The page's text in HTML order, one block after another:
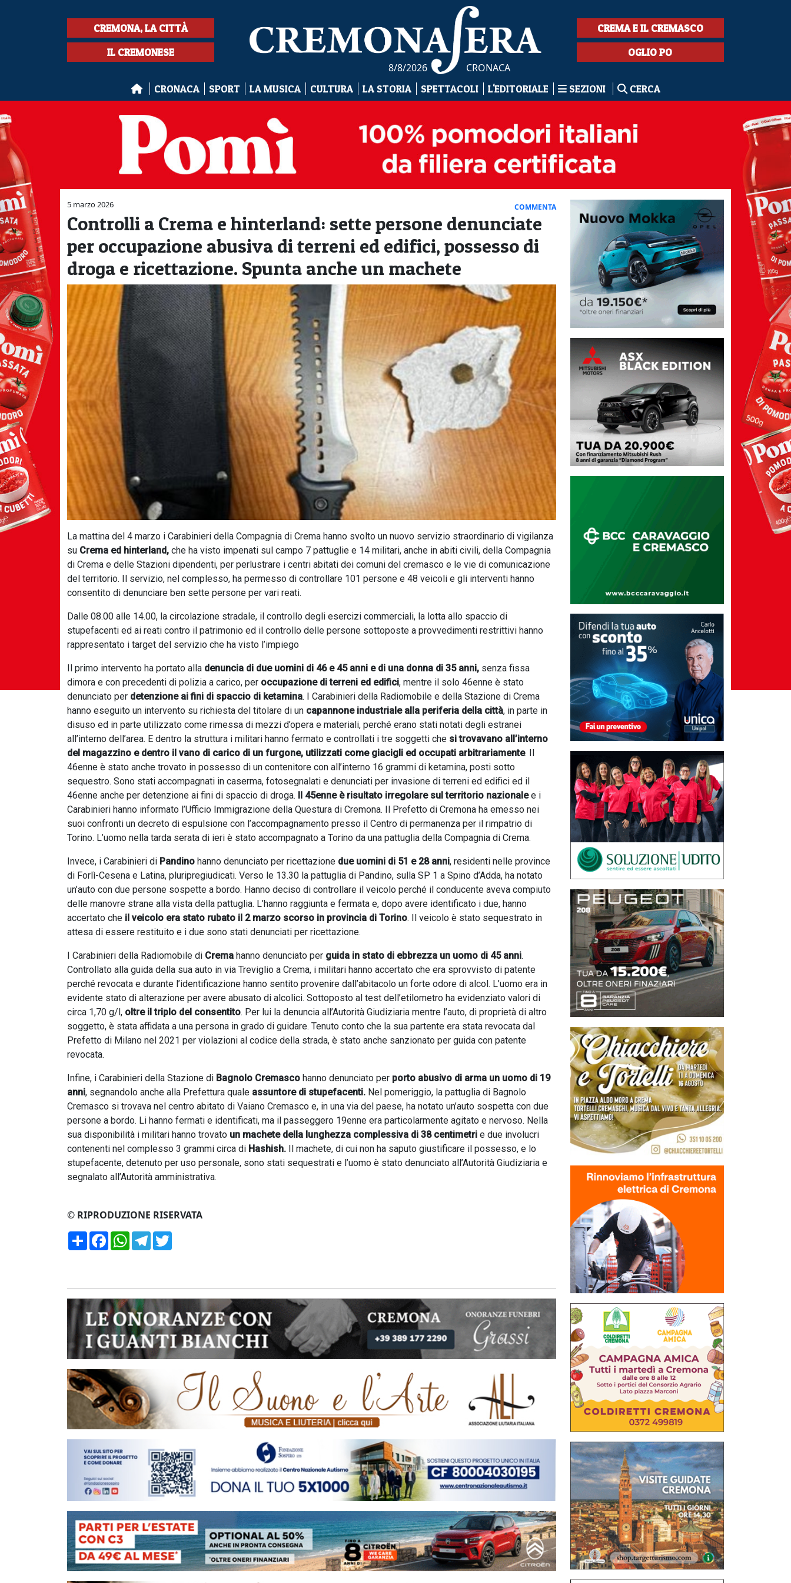
CREMONA, LA CITTÀ
IL CREMONESE
8/8/2026 CRONACA
CREMA E IL CREMASCO
OGLIO PO
CRONACA SPORT LA MUSICA CULTURA LA STORIA SPETTACOLI L'EDITORIALE SEZIONI CERCA
5 marzo 2026 COMMENTA
Controlli a Crema e hinterland: sette persone denunciate
per occupazione abusiva di terreni ed edifici, possesso di
droga e ricettazione. Spunta anche un machete
La mattina del 4 marzo i Carabinieri della Compagnia di Crema hanno svolto un nuovo servizio straordinario di vigilanza
su Crema ed hinterland, che ha visto impenati sul campo 7 pattuglie e 14 militari, anche in abiti civili, della Compagnia
di Crema e delle Stazioni dipendenti, per perlustrare i centri abitati dei comuni del cremasco e le vie di comunicazione
del territorio. Il servizio, nel complesso, ha permesso di controllare 101 persone e 48 veicoli e gli interventi hanno
consentito di denunciare ben sette persone per vari reati.
Dalle 08.00 alle 14.00, la circolazione stradale, il controllo degli esercizi commerciali, la lotta allo spaccio di
stupefacenti ed ai reati contro il patrimonio ed il controllo delle persone sottoposte a provvedimenti restrittivi hanno
rappresentato i target del servizio che ha visto l’impiego
Il primo intervento ha portato alla denuncia di due uomini di 46 e 45 anni e di una donna di 35 anni, senza fissa
dimora e con precedenti di polizia a carico, per occupazione di terreni ed edifici, mentre il solo 46enne è stato
denunciato per detenzione ai fini di spaccio di ketamina. I Carabinieri della Radiomobile e della Stazione di Crema
hanno eseguito un intervento su richiesta del titolare di un capannone industriale alla periferia della città, in parte in
disuso ed in parte utilizzato come rimessa di mezzi d’opera e materiali, perché erano stati notati degli estranei
all’interno dell’area. E dentro la struttura i militari hanno fermato e controllati i tre soggetti che si trovavano all’interno
del magazzino e dentro il vano di carico di un furgone, utilizzati come giacigli ed occupati arbitrariamente. Il
46enne è stato anche trovato in possesso di un contenitore con all’interno 16 grammi di ketamina, posti sotto
sequestro. Sono stati accompagnati in caserma, fotosegnalati e denunciati per invasione di terreni ed edifici ed il
46enne anche per detenzione ai fini di spaccio di droga. Il 45enne è risultato irregolare sul territorio nazionalee i
Carabinieri hanno informato l’Ufficio Immigrazione della Questura di Cremona. Il Prefetto di Cremona ha emesso nei
suoi confronti un decreto di espulsione con l’accompagnamento presso il Centro di permanenza per il rimpatrio di
Torino. L’uomo nella tarda serata di ieri è stato accompagnato a Torino da una pattuglia della Compagnia di Crema.
Invece, i Carabinieri di Pandino hanno denunciato per ricettazione due uomini di 51 e 28 anni, residenti nelle province
di Forlì-Cesena e Latina, pluripregiudicati. Verso le 13.30 la pattuglia di Pandino, sulla SP 1 a Spino d’Adda, ha notato
un’auto con due persone sospette a bordo. Hanno deciso di controllare il veicolo perché il conducente aveva compiuto
delle manovre strane alla vista della pattuglia. L’hanno raggiunta e fermata e, dopo avere identificato i due, hanno
accertato che il veicolo era stato rubato il 2 marzo scorso in provincia di Torino. Il veicolo è stato sequestrato in
attesa di essere restituito e i due sono stati denunciati per ricettazione.
I Carabinieri della Radiomobile di Crema hanno denunciato per guida in stato di ebbrezza un uomo di 45 anni.
Controllato alla guida della sua auto in via Treviglio a Crema, i militari hanno accertato che era sprovvisto di patente
perché revocata e durante l’identificazione hanno sentito provenire dall’abitacolo un forte odore di alcol. L’uomo era in
evidente stato di alterazione per avere abusato di alcolici. Sottoposto al test dell’etilometro ha evidenziato valori di
circa 1,70 g/l, oltre il triplo del consentito. Per lui la denuncia all’Autorità Giudiziaria mentre l’auto, di proprietà di altro
soggetto, è stata affidata a una persona in grado di guidare. Tenuto conto che la sua partente era stata revocata dal
Prefetto di Milano nel 2021 per violazioni al codice della strada, è stato anche sanzionato per guida con patente
revocata.
Infine, i Carabinieri della Stazione di Bagnolo Cremasco hanno denunciato per porto abusivo di arma un uomo di 19
anni, segnandolo anche alla Prefettura quale assuntore di stupefacenti. Nel pomeriggio, la pattuglia di Bagnolo
Cremasco si trovava nel centro abitato di Vaiano Cremasco e, in una via del paese, ha notato un’auto sospetta con due
persone a bordo. Li hanno fermati e identificati, ma il passeggero 19enne era particolarmente agitato e nervoso. Nella
sua disponibilità i militari hanno trovato un machete della lunghezza complessiva di 38 centimetri e due involucri
contenenti nel complesso 3 grammi circa di Hashish. Il machete, di cui non ha saputo giustificare il possesso, e lo
stupefacente, detenuto per uso personale, sono stati sequestrati e l’uomo è stato denunciato all’Autorità Giudiziaria e
segnalato all’Autorità amministrativa.
© RIPRODUZIONE RISERVATA
CondividiFacebookWhatsApp
Telegram